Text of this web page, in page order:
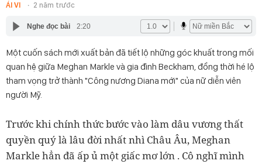
ÁI VI 2 năm trước
Nghe đọc bài 2:20
Một cuốn sách mới xuất bản đã tiết lộ những góc khuất trong mối
quan hệ giữa Meghan Markle và gia đình Beckham, đồng thời hé lộ
tham vọng trở thành "Công nương Diana mới" của nữ diễn viên
người Mỹ.
Trước khi chính thức bước vào làm dâu vương thất
quyền quý là lâu đời nhất nhì Châu Âu, Meghan
Markle hẳn đã ấp ủ một giấc mơ lớn . Cô nghĩ mình